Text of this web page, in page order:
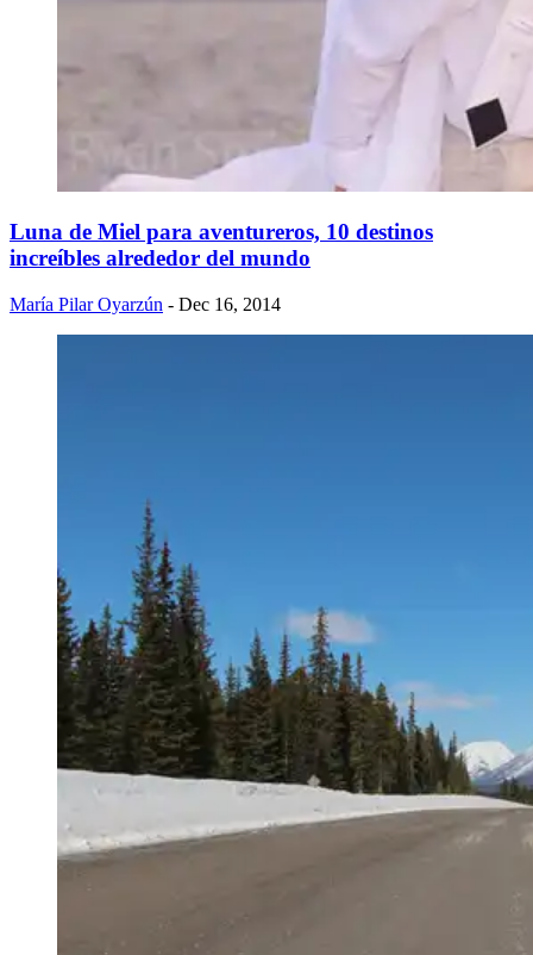
Luna de Miel para aventureros, 10 destinos
increíbles alrededor del mundo
María Pilar Oyarzún - Dec 16, 2014